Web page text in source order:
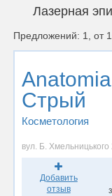
Лазерная
Предложений: 1, от
Anatomia
Стрый
Косметология
вул. Б. Хмельницького
Добавить
отзыв